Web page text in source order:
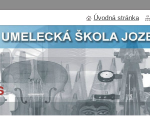
Úvodná stránka